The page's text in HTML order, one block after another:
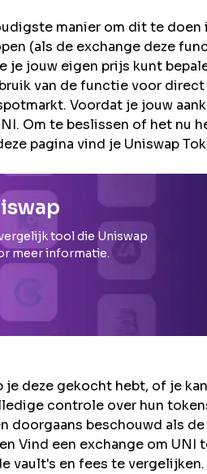
manier om dit te
(als de exchange deze
je jouw eigen prijs kunt
van de functie voor
Voordat je jouw
Om te beslissen of het nu
pagina vind je Uniswap
tool die Uniswap
meer informatie.
je deze gekocht hebt, of je
controle over hun
doorgaans beschouwd als
Vind een exchange om UNI
vault's en fees te